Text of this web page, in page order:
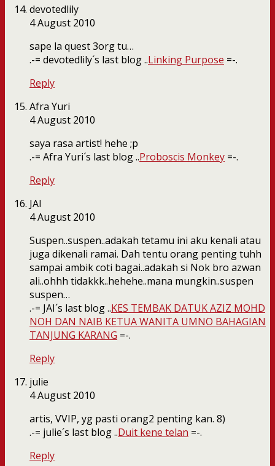
devotedlily
4 August 2010
sape la quest 3org tu…
.-= devotedlily´s last blog ..Linking Purpose =-.
Reply
Afra Yuri
4 August 2010
saya rasa artist! hehe ;p
.-= Afra Yuri´s last blog ..Proboscis Monkey =-.
Reply
JAI
4 August 2010
Suspen..suspen..adakah tetamu ini aku kenali atau
juga dikenali ramai. Dah tentu orang penting tuhh
sampai ambik coti bagai..adakah si Nok bro azwan
ali..ohhh tidakkk..hehehe..mana mungkin..suspen
suspen…
.-= JAI´s last blog ..KES TEMBAK DATUK AZIZ MOHD
NOH DAN NAIB KETUA WANITA UMNO BAHAGIAN
TANJUNG KARANG =-.
Reply
julie
4 August 2010
artis, VVIP, yg pasti orang2 penting kan. 8)
.-= julie´s last blog ..Duit kene telan =-.
Reply